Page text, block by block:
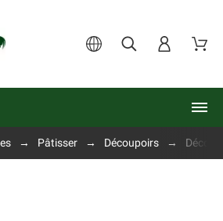
Pâtisser Découpoirs